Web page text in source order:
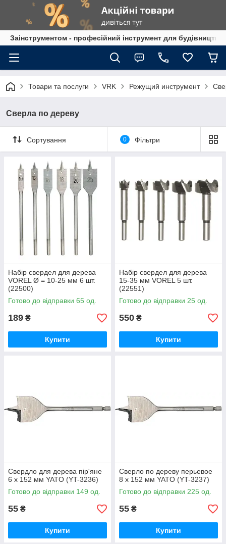
Заінструментом - професійний інструмент для
Товари та послуги VRK Режущий инструмент
Сверла по дереву
Сортування 0 Фільтри
Набір свердел для дерева
VOREL Ø = 10-25 мм 6 шт.
(22500)
Готово до відправки 65 од.
189 ₴
Купити
Набір свердел для дерева
15-35 мм VOREL 5 шт.
(22551)
Готово до відправки 25 од.
550 ₴
Купити
Свердло для дерева пір'яне
6 х 152 мм YATO (YT-3236)
Готово до відправки 149 од.
55 ₴
Купити
Сверло по дереву перьевое
8 х 152 мм YATO (YT-3237)
Готово до відправки 225 од.
55 ₴
Купити